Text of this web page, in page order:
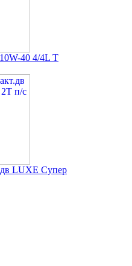
40 4/4L T
LUXE Супер